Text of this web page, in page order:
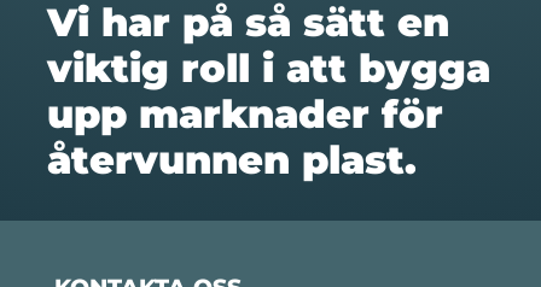
Vi har på så sätt en
viktig roll i att bygga
upp marknader för
återvunnen plast.